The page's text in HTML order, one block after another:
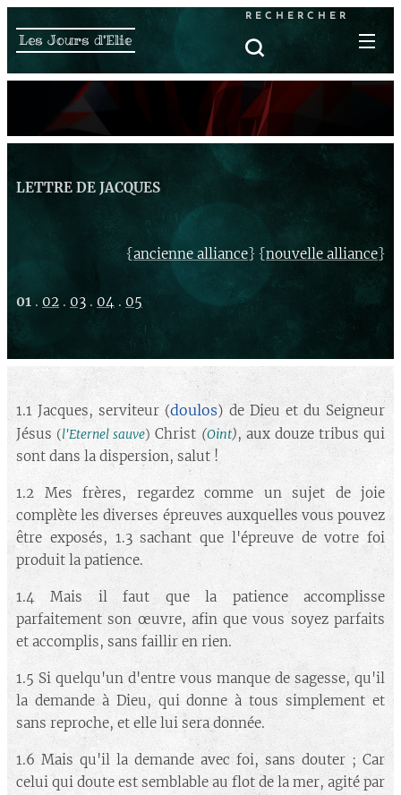
Les Jours d'Elie
RECHERCHER
LETTRE DE JACQUES
{ancienne alliance} {nouvelle alliance}
01 . 02 . 03 . 04 . 05
1.1 Jacques, serviteur (doulos) de Dieu et du Seigneur
Jésus (l'Eternel sauve) Christ (Oint), aux douze tribus qui
sont dans la dispersion, salut !
1.2 Mes frères, regardez comme un sujet de joie
complète les diverses épreuves auxquelles vous pouvez
être exposés, 1.3 sachant que l'épreuve de votre foi
produit la patience.
1.4 Mais il faut que la patience accomplisse
parfaitement son œuvre, afin que vous soyez parfaits
et accomplis, sans faillir en rien.
1.5 Si quelqu'un d'entre vous manque de sagesse, qu'il
la demande à Dieu, qui donne à tous simplement et
sans reproche, et elle lui sera donnée.
1.6 Mais qu'il la demande avec foi, sans douter ; Car
celui qui doute est semblable au flot de la mer, agité par